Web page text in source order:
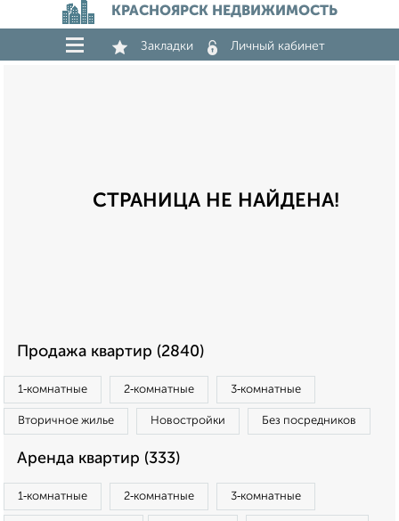
КРАСНОЯРСК НЕДВИЖИМОСТЬ
Закладки Личный кабинет
СТРАНИЦА НЕ НАЙДЕНА!
Продажа квартир (2840)
1‑комнатные 2‑комнатные 3‑комнатные
Вторичное жилье Новостройки Без посредников
Аренда квартир (333)
1‑комнатные 2‑комнатные 3‑комнатные